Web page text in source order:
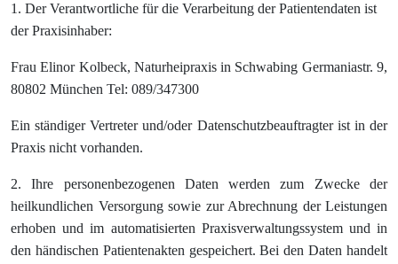
1. Der Verantwortliche für die Verarbeitung der Patientendaten ist
der Praxisinhaber:
Frau Elinor Kolbeck, Naturheipraxis in Schwabing Germaniastr. 9,
80802 München Tel: 089/347300
Ein ständiger Vertreter und/oder Datenschutzbeauftragter ist in der
Praxis nicht vorhanden.
2. Ihre personenbezogenen Daten werden zum Zwecke der
heilkundlichen Versorgung sowie zur Abrechnung der Leistungen
erhoben und im automatisierten Praxisverwaltungssystemund in
den händischen Patientenakten gespeichert. Bei den Daten handelt